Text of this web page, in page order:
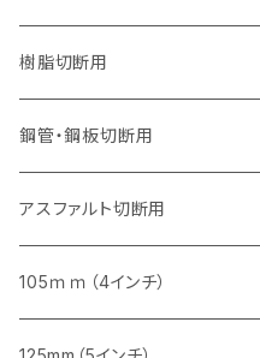
セグメント（特殊凸凹加工チップ）
セグメントタイプ（一般道路カッター用
セグメントタイプ
セグメントタイプ（一般道路カッター用
405mm（16インチ）
セグメントタイプ
セグメントタイプ（一般道路カッター用
455mm（18インチ）
セグメント（一般道路カッター用
埋設鋳鉄管工事対応タイプ
セグメントタイプ
埋設鋳鉄管工事対応タイプ
405mm（16インチ）
セグメントタイプ
埋設鋳鉄管工事対応タイプ
ウェーブタイプ
セグメントタイプ
セグメントタイプ（一般道路カッター用
305mm（12インチ）
セグメント
セグメント（特殊凸凹加工チップ）
355mm（14インチ）
セグメント
セグメント（特殊凸凹加工チップ）
405mm（16インチ）
セグメント
セグメント（一般道路カッター用
473mm（18インチ）
セグメント（一般道路カッター用
セグメントタイプ
230mm（9インチ）
セグメントタイプ
255mm（10インチ）
セグメントタイプ
305mm（12インチ）
セグメント
セグメント（特殊凸凹加工チップ）
355mm（14インチ）
セグメント
405mm（16インチ）
305mm（12インチ）
砥石（補強綱入り）
355mm（14インチ）
砥石（補強綱入り）
樹脂切断用
305mm（12インチ）
砥石（補強綱入り）
355mm（14インチ）
砥石（補強綱入り）
鋼管・鋼板切断用
305mm（12インチ）
砥石（補強綱入り）
355mm（14インチ）
砥石（補強綱入り）
アスファルト切断用
255ｍｍ（10インチ）
一般道路カッター用
305ｍｍ（12インチ）
105ｍｍ（4インチ）
タイル切断用